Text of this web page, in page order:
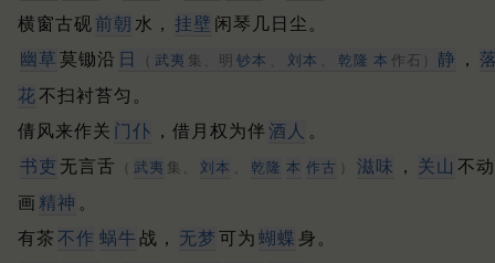
横窗古砚前朝 水， 挂壁 闲琴几日尘。
幽草 莫锄沿 日 （ 武夷 集、明 钞本 刘本 乾隆 本 作石） 静 ，
花不扫衬苔匀。
倩风来作关 门仆 ，借月权为伴 酒人 。
书吏 无言舌 （ 武夷 集、 刘本 乾隆 本 作古 ） 滋味 ， 关山 不动
画 精神 。
有茶 不作 蜗牛 战， 无梦 可为 蝴蝶 身。